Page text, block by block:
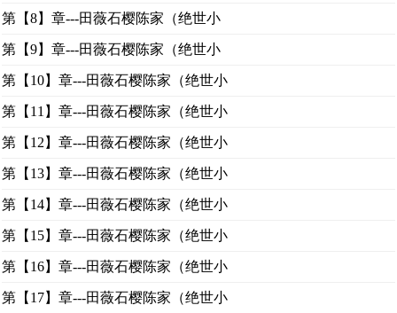
第【8】章---田薇石樱陈家（绝世小
第【9】章---田薇石樱陈家（绝世小
第【10】章---田薇石樱陈家（绝世小
第【11】章---田薇石樱陈家（绝世小
第【12】章---田薇石樱陈家（绝世小
第【13】章---田薇石樱陈家（绝世小
第【14】章---田薇石樱陈家（绝世小
第【15】章---田薇石樱陈家（绝世小
第【16】章---田薇石樱陈家（绝世小
第【17】章---田薇石樱陈家（绝世小